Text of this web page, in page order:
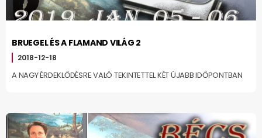
BRUEGEL ÉS A FLAMAND VILÁG 2
2018-12-18
A NAGY ÉRDEKLŐDÉSRE VALÓ TEKINTETTEL KÉT ÚJABB IDŐPONTBAN